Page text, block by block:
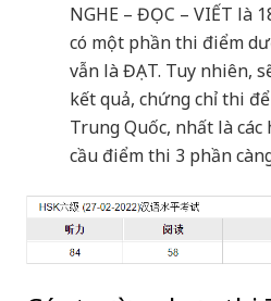
NGHE – ĐỌC – VIẾT là
có một phần thi điểm
vẫn là ĐẠT. Tuy nhiên,
kết quả, chứng chỉ thi để
Trung Quốc, nhất là các
cầu điểm thi 3 phần